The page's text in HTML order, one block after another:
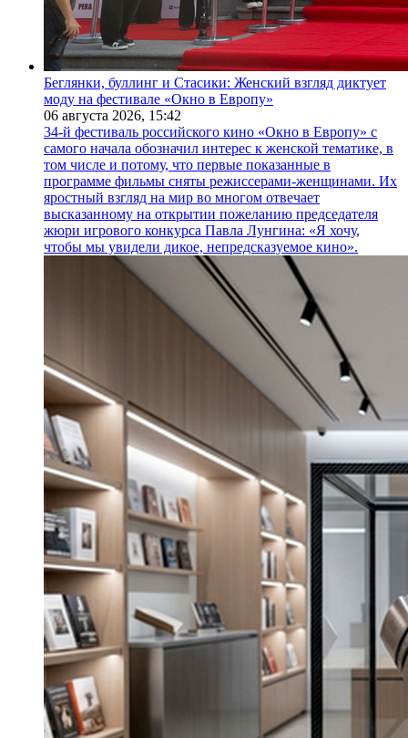
Беглянки, буллинг и Стасики: Женский взгляд диктует
моду на фестивале «Окно в Европу»
06 августа 2026, 15:42
34-й фестиваль российского кино «Окно в Европу» с
самого начала обозначил интерес к женской тематике, в
том числе и потому, что первые показанные в
программе фильмы сняты режиссерами-женщинами. Их
яростный взгляд на мир во многом отвечает
высказанному на открытии пожеланию председателя
жюри игрового конкурса Павла Лунгина: «Я хочу,
чтобы мы увидели дикое, непредсказуемое кино».